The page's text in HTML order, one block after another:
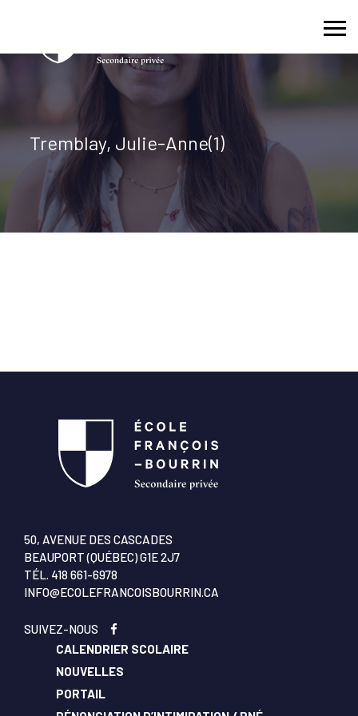
Tremblay, Julie-Anne(1)
50, AVENUE DES CASCADES
BEAUPORT (QUÉBEC) G1E 2J7
TÉL. 418 661-6978
INFO@ECOLEFRANCOISBOURRIN.CA
SUIVEZ-NOUS
CALENDRIER SCOLAIRE
NOUVELLES
PORTAIL